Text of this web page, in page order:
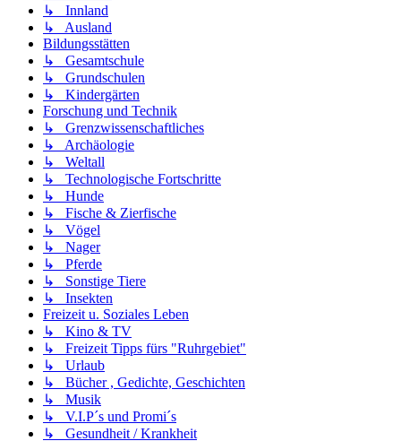
↳ Innland
↳ Ausland
Bildungsstätten
↳ Gesamtschule
↳ Grundschulen
↳ Kindergärten
Forschung und Technik
↳ Grenzwissenschaftliches
↳ Archäologie
↳ Weltall
↳ Technologische Fortschritte
↳ Hunde
↳ Fische & Zierfische
↳ Vögel
↳ Nager
↳ Pferde
↳ Sonstige Tiere
↳ Insekten
Freizeit u. Soziales Leben
↳ Kino & TV
↳ Freizeit Tipps fürs "Ruhrgebiet"
↳ Urlaub
↳ Bücher , Gedichte, Geschichten
↳ Musik
↳ V.I.P´s und Promi´s
↳ Gesundheit / Krankheit